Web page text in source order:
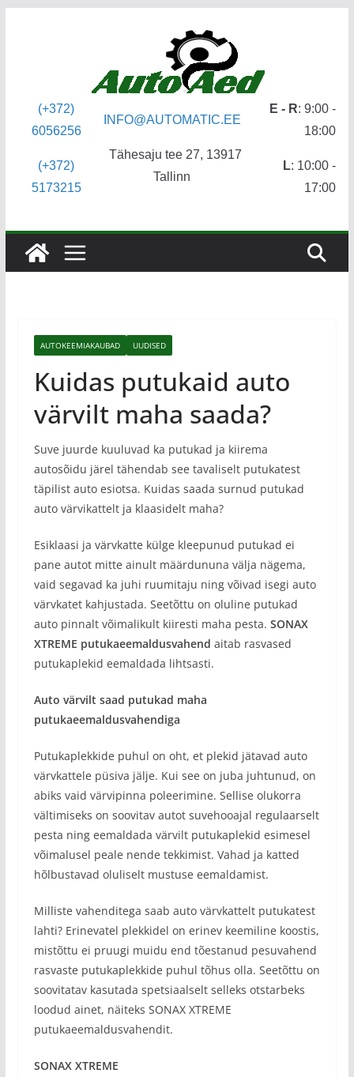
(+372)
6056256
(+372)
5173215
INFO@AUTOMATIC.EE
Tähesaju tee 27, 13917
Tallinn
E - R: 9:00 -
18:00
L: 10:00 -
17:00
AUTOKEEMIAKAUBAD UUDISED
Kuidas putukaid auto
värvilt maha saada?
Suve juurde kuuluvad ka putukad ja kiirema
autosõidu järel tähendab see tavaliselt putukatest
täpilist auto esiotsa. Kuidas saada surnud putukad
auto värvikattelt ja klaasidelt maha?
Esiklaasi ja värvkatte külge kleepunud putukad ei
pane autot mitte ainult määrdununa välja nägema,
vaid segavad ka juhi ruumitaju ning võivad isegi auto
värvkatet kahjustada. Seetõttu on oluline putukad
auto pinnalt võimalikult kiiresti maha pesta. SONAX
XTREME putukaeemaldusvahend aitab rasvased
putukaplekid eemaldada lihtsasti.
Auto värvilt saad putukad maha
putukaeemaldusvahendiga
Putukaplekkide puhul on oht, et plekid jätavad auto
värvkattele püsiva jälje. Kui see on juba juhtunud, on
abiks vaid värvipinna poleerimine. Sellise olukorra
vältimiseks on soovitav autot suvehooajal regulaarselt
pesta ning eemaldada värvilt putukaplekid esimesel
võimalusel peale nende tekkimist. Vahad ja katted
hõlbustavad oluliselt mustuse eemaldamist.
Milliste vahenditega saab auto värvkattelt putukatest
lahti? Erinevatel plekkidel on erinev keemiline koostis,
mistõttu ei pruugi muidu end tõestanud pesuvahend
rasvaste putukaplekkide puhul tõhus olla. Seetõttu on
soovitatav kasutada spetsiaalselt selleks otstarbeks
loodud ainet, näiteks SONAX XTREME
putukaeemaldusvahendit.
SONAX XTREME